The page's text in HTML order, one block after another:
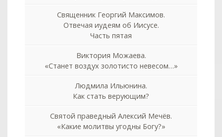
Священник Георгий Максимов.
Отвечая иудеям об Иисусе.
Часть пятая
Виктория Можаева.
«Станет воздух золотисто невесом…»
Людмила Ильюнина.
Как стать верующим?
Святой праведный Алексий Мечёв.
«Какие молитвы угодны Богу?»